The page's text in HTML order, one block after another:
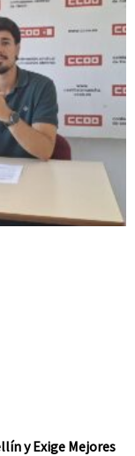
y Exige Mejores